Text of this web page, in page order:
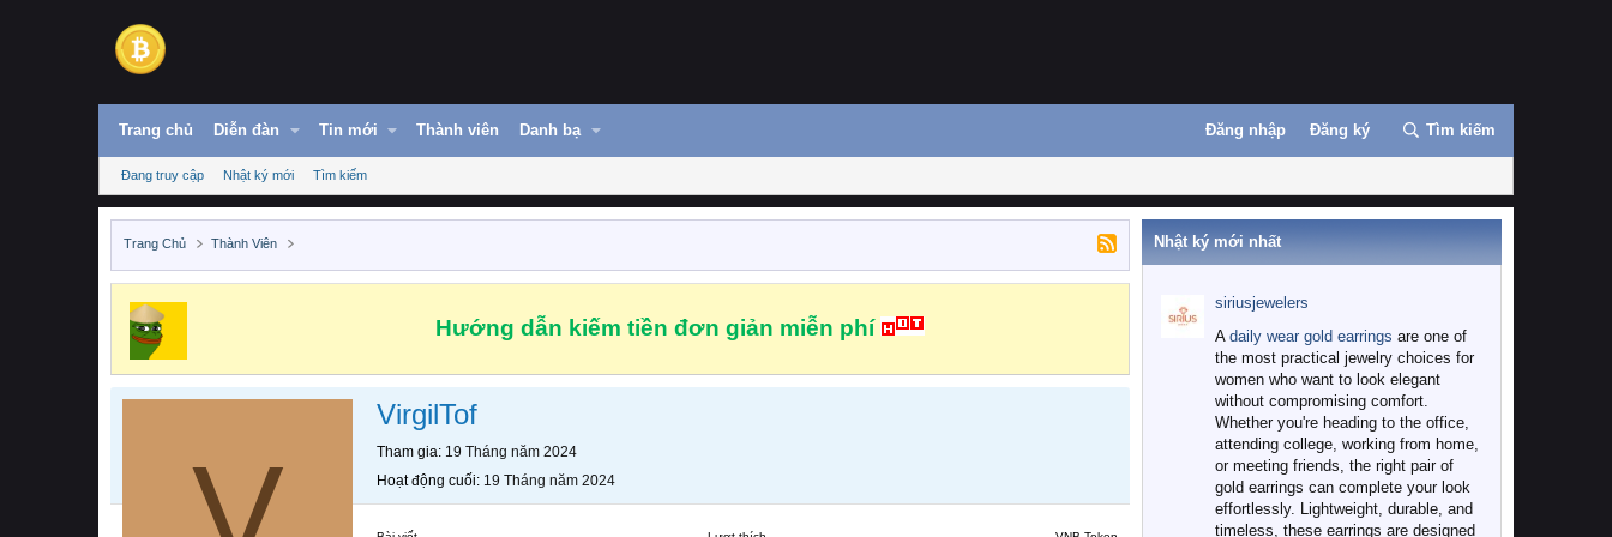
Trang chủ Diễn đàn Tin mới Thành viên Danh bạ Đăng nhập Đăng ký Tìm kiếm
Đang truy cập Nhật ký mới Tìm kiếm
Trang Chủ Thành Viên
Hướng dẫn kiếm tiền đơn giản miễn phí
VirgilTof
Tham gia 19 Tháng năm 2024
Hoạt động cuối 19 Tháng năm 2024
Nhật ký mới nhất
siriusjewelers
A daily wear gold earrings are one of
the most practical jewelry choices for
women who want to look elegant
without compromising comfort.
Whether you're heading to the office,
attending college, working from home,
or meeting friends, the right pair of
gold earrings can complete your look
effortlessly. Lightweight, durable, and
timeless, these earrings are designed